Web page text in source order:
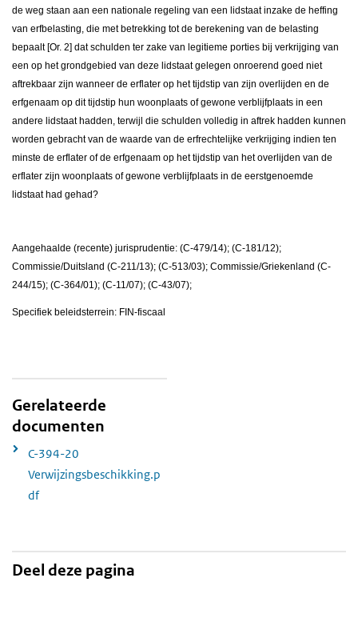
de weg staan aan een nationale regeling van een lidstaat inzake de heffing
van erfbelasting, die met betrekking tot de berekening van de belasting
bepaalt [Or. 2] dat schulden ter zake van legitieme porties bij verkrijging van
een op het grondgebied van deze lidstaat gelegen onroerend goed niet
aftrekbaar zijn wanneer de erflater op het tijdstip van zijn overlijden en de
erfgenaam op dit tijdstip hun woonplaats of gewone verblijfplaats in een
andere lidstaat hadden, terwijl die schulden volledig in aftrek hadden kunnen
worden gebracht van de waarde van de erfrechtelijke verkrijging indien ten
minste de erflater of de erfgenaam op het tijdstip van het overlijden van de
erflater zijn woonplaats of gewone verblijfplaats in de eerstgenoemde
lidstaat had gehad?
Aangehaalde (recente) jurisprudentie: (C-479/14); (C-181/12);
Commissie/Duitsland (C-211/13); (C-513/03); Commissie/Griekenland (C-
244/15); (C-364/01); (C-11/07); (C-43/07);
Specifiek beleidsterrein: FIN-fiscaal
Gerelateerde
documenten
C-394-20
Verwijzingsbeschikking.p
df
Deel deze pagina